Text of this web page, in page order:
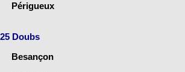
Périgueux
25 Doubs
Besançon